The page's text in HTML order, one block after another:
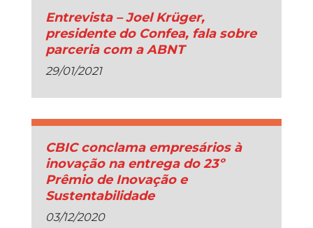
Entrevista – Joel Krüger,
presidente do Confea, fala sobre
parceria com a ABNT
29/01/2021
CBIC conclama empresários à
inovação na entrega do 23º
Prêmio de Inovação e
Sustentabilidade
03/12/2020